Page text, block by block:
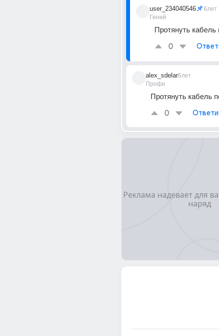
user_234040546
Гений
6лет
Протянуть
0
alex_sdelar
Профи
6лет
Протянуть кабель
0